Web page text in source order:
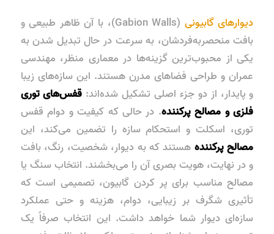
دیوارهای گابیونی
(Gabion Walls)، با آن ظاهر طبیعی و
بافت منحصربه‌فردشان، به سرعت در حال تبدیل شدن به
یکی از محبوب‌ترین گزینه‌ها در معماری منظر، مهندسی
عمران و طراحی فضاهای مدرن هستند. این سازه‌های زیبا
و پایدار، از دو جزء اصلی تشکیل شده‌اند: قفس‌های توری
فلزی و مصالح پرکننده. در حالی که کیفیت و دوام قفس
توری، اسکلت و استحکام سازه را تضمین می‌کند، این
مصالح پرکننده هستند که به دیوار، شخصیت، رنگ، بافت
و در نهایت، هویت بصری آن را می‌بخشند. انتخاب سنگ یا
مصالح مناسب برای پر کردن گابیون، تصمیمی است که
تأثیری شگرف بر زیبایی، دوام، هزینه و حتی عملکرد
سازه‌ای دیوار شما خواهد داشت. این انتخاب صرفاً یک